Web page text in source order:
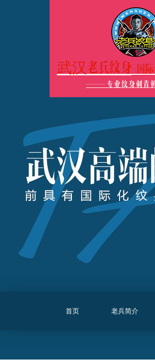
武汉老兵纹身-国
——— 专业纹身刺青
首页 老兵简介